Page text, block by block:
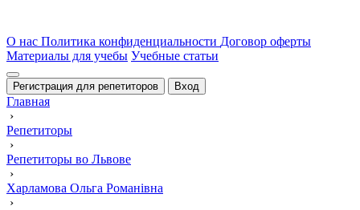
О нас Политика конфиденциальности Договор оферты
Материалы для учебы Учебные статьи
Регистрация для репетиторов Вход
Главная
›
Репетиторы
›
Репетиторы во Львове
›
Харламова Ольга Романівна
›